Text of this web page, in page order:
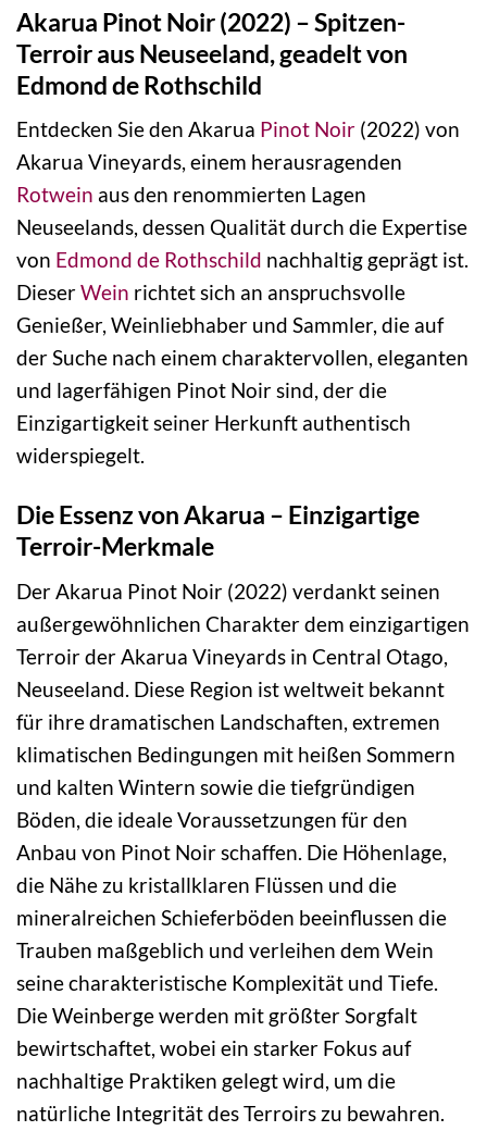
Akarua Pinot Noir (2022) – Spitzen-
Terroir aus Neuseeland, geadelt von
Edmond de Rothschild
Entdecken Sie den Akarua Pinot Noir (2022) von
Akarua Vineyards, einem herausragenden
Rotwein aus den renommierten Lagen
Neuseelands, dessen Qualität durch die Expertise
von Edmond de Rothschild nachhaltig geprägt ist.
DieserWein richtet sich an anspruchsvolle
Genießer, Weinliebhaber und Sammler, die auf
der Suche nach einem charaktervollen, eleganten
und lagerfähigen Pinot Noir sind, der die
Einzigartigkeit seiner Herkunft authentisch
widerspiegelt.
Die Essenz von Akarua – Einzigartige
Terroir-Merkmale
Der Akarua Pinot Noir (2022) verdankt seinen
außergewöhnlichen Charakter dem einzigartigen
Terroir der Akarua Vineyards in Central Otago,
Neuseeland. Diese Region ist weltweit bekannt
für ihre dramatischen Landschaften, extremen
klimatischen Bedingungen mit heißen Sommern
und kalten Wintern sowie die tiefgründigen
Böden, die ideale Voraussetzungen für den
Anbau von Pinot Noir schaffen. Die Höhenlage,
die Nähe zu kristallklaren Flüssen und die
mineralreichen Schieferböden beeinflussen die
Trauben maßgeblich und verleihen dem Wein
seine charakteristische Komplexität und Tiefe.
Die Weinberge werden mit größter Sorgfalt
bewirtschaftet, wobei ein starker Fokus auf
nachhaltige Praktiken gelegt wird, um die
natürliche Integrität des Terroirs zu bewahren.